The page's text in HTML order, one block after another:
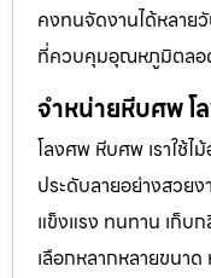
คงทนจัดงานได้หลายวั
ที่ควบคุมอุณหภูมิตลอ
จำหน่ายหีบศพ โ
โลงศพ หีบศพ เราใช้
ประดับลายอย่างสวย
แข็งแรง ทนทาน เก็บก
เลือกหลากหลายขนา